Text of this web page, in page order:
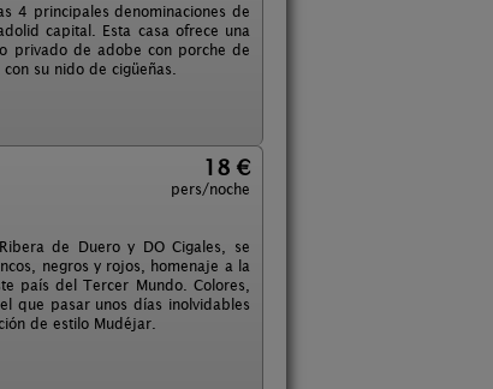
4 principales denominaciones de
capital. Esta casa ofrece una
privado de adobe con porche de
su nido de cigüeñas.
18 €
pers/noche
de Duero y DO Cigales, se
negros y rojos, homenaje a la
país del Tercer Mundo. Colores,
que pasar unos días inolvidables
de estilo Mudéjar.